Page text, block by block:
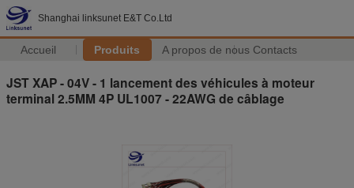
Shanghai linksunet E&T Co.Ltd
Accueil Produits A propos de nous Contacts
JST XAP - 04V - 1 lancement des véhicules à moteur
terminal 2.5MM 4P UL1007 - 22AWG de câblage